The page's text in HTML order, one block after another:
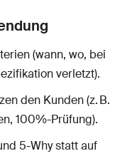
(wann, wo, bei
verletzt).
den Kunden (z. B.
100%-Prüfung).
5-Why statt auf